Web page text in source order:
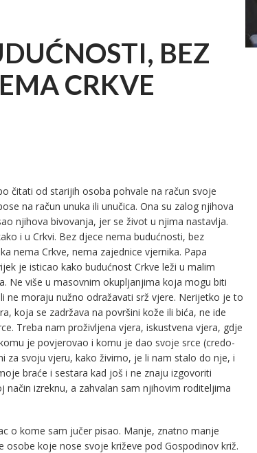
BEZ
CRKVE
čitati od starijih osoba pohvale na račun svoje
na račun unuka ili unučica. Ona su zalog njihova
njihova bivovanja, jer se život u njima nastavlja.
i u Crkvi. Bez djece nema budućnosti, bez
nema Crkve, nema zajednice vjernika. Papa
je isticao kako budućnost Crkve leži u malim
Ne više u masovnim okupljanjima koja mogu biti
ne moraju nužno odražavati srž vjere. Nerijetko je to
koja se zadržava na površini kože ili bića, ne ide
Treba nam proživljena vjera, iskustvena vjera, gdje
je povjerovao i komu je dao svoje srce (credo-
za svoju vjeru, kako živimo, je li nam stalo do nje, i
braće i sestara kad još i ne znaju izgovoriti
način izreknu, a zahvalan sam njihovim roditeljima
o kome sam jučer pisao. Manje, znatno manje
koje nose svoje križeve pod Gospodinov križ.